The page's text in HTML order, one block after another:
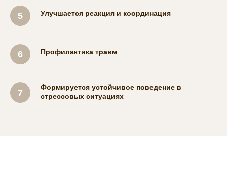
Улучшается реакция и координация
Профилактика травм
Формируется устойчивое поведение в
стрессовых ситуациях